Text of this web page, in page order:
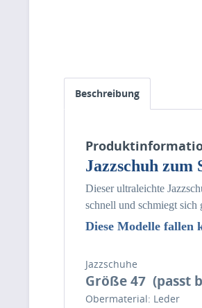
Beschreibung
Jazzschuh zum
Dieser ultraleichte
schnell und schmiegt
Diese Modelle fallen
Jazzschuhe
Größe 47 (passt
Obermaterial: Leder